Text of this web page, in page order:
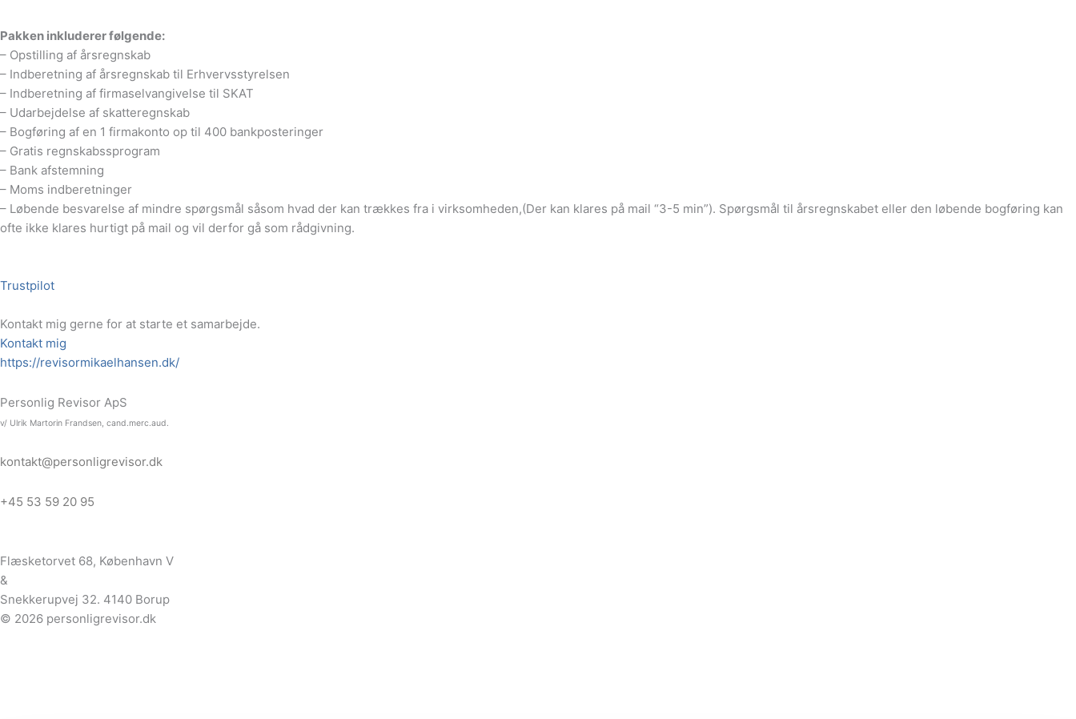
Pakken inkluderer følgende:
– Opstilling af årsregnskab
– Indberetning af årsregnskab til Erhvervsstyrelsen
– Indberetning af firmaselvangivelse til SKAT
– Udarbejdelse af skatteregnskab
– Bogføring af en 1 firmakonto op til 400 bankposteringer
– Gratis regnskabssprogram
– Bank afstemning
– Moms indberetninger
– Løbende besvarelse af mindre spørgsmål såsom hvad der kan trækkes fra i virksomheden,(Der kan klares på mail “3-5 min”). Spørgsmål til årsregnskabet eller den løbende bogføring kan
ofte ikke klares hurtigt på mail og vil derfor gå som rådgivning.
Trustpilot
Kontakt mig gerne for at starte et samarbejde.
Kontakt mig
https://revisormikaelhansen.dk/
Personlig Revisor ApS
v/ Ulrik Martorin Frandsen, cand.merc.aud.
kontakt@personligrevisor.dk
+45 53 59 20 95
Flæsketorvet 68, København V
&
Snekkerupvej 32. 4140 Borup
© 2026 personligrevisor.dk